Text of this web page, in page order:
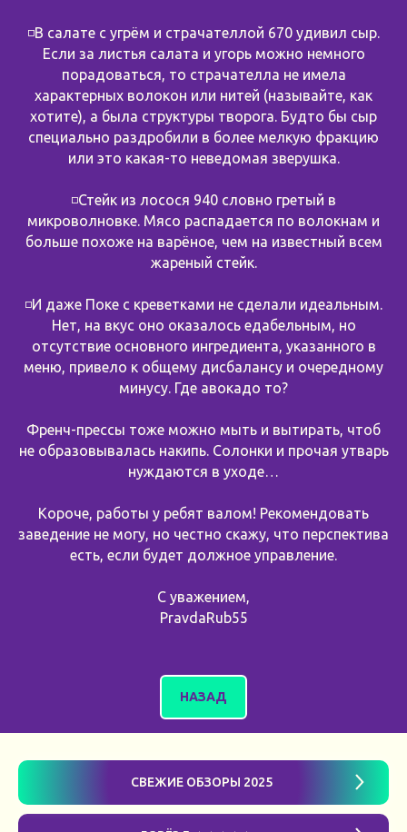
◽️В салате с угрём и страчателлой 670 удивил сыр.
Если за листья салата и угорь можно немного
порадоваться, то страчателла не имела
характерных волокон или нитей (называйте, как
хотите), а была структуры творога. Будто бы сыр
специально раздробили в более мелкую фракцию
или это какая-то неведомая зверушка.
◽️Стейк из лосося 940 словно гретый в
микроволновке. Мясо распадается по волокнам и
больше похоже на варёное, чем на известный всем
жареный стейк.
◽️И даже Поке с креветками не сделали идеальным.
Нет, на вкус оно оказалось едабельным, но
отсутствие основного ингредиента, указанного в
меню, привело к общему дисбалансу и очередному
минусу. Где авокадо то?
Френч-прессы тоже можно мыть и вытирать, чтоб
не образовывалась накипь. Солонки и прочая утварь
нуждаются в уходе…
Короче, работы у ребят валом! Рекомендовать
заведение не могу, но честно скажу, что перспектива
есть, если будет должное управление.
С уважением,
PravdaRub55
НАЗАД
СВЕЖИЕ ОБЗОРЫ 2025